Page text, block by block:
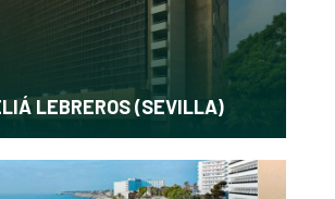
LEBREROS (SEVILLA)